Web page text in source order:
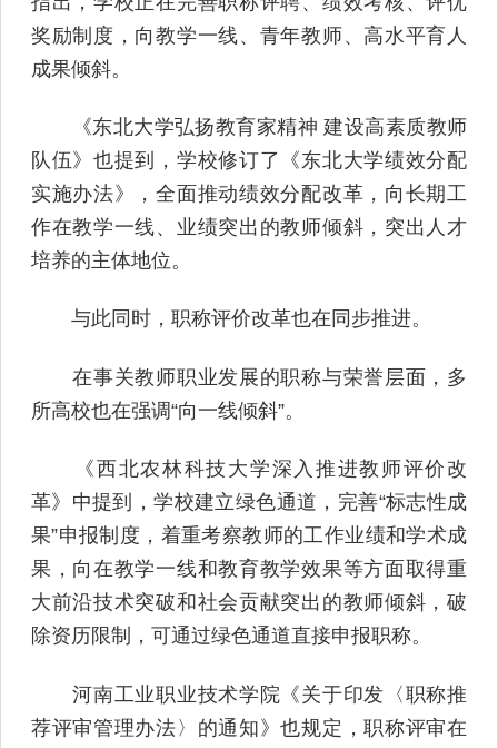
奖励制度，向教学一线、青年教师、高水平育人
成果倾斜。
《东北大学弘扬教育家精神 建设高素质教师
队伍》也提到，学校修订了《东北大学绩效分配
实施办法》，全面推动绩效分配改革，向长期工
作在教学一线、业绩突出的教师倾斜，突出人才
培养的主体地位。
与此同时，职称评价改革也在同步推进。
在事关教师职业发展的职称与荣誉层面，多
所高校也在强调“向一线倾斜”。
《西北农林科技大学深入推进教师评价改
革》中提到，学校建立绿色通道，完善“标志性成
果”申报制度，着重考察教师的工作业绩和学术成
果，向在教学一线和教育教学效果等方面取得重
大前沿技术突破和社会贡献突出的教师倾斜，破
除资历限制，可通过绿色通道直接申报职称。
河南工业职业技术学院《关于印发〈职称推
荐评审管理办法〉的通知》也规定，职称评审在